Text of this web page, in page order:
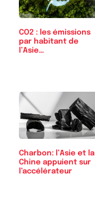
CO2 : les émissions
par habitant de
l’Asie…
Charbon: l’Asie et la
Chine appuient sur
l’accélérateur